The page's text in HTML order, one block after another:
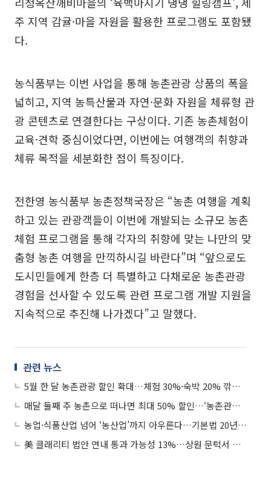
주 지역 감귤·마을 자원을 활용한 프로그램도 포함됐
다.
농식품부는 이번 사업을 통해 농촌관광 상품의 폭을
넓히고, 지역 농특산물과 자연·문화 자원을 체류형 관
광 콘텐츠로 연결한다는 구상이다. 기존 농촌체험이
교육·견학 중심이었다면, 이번에는 여행객의 취향과
체류 목적을 세분화한 점이 특징이다.
전한영 농식품부 농촌정책국장은 “농촌 여행을 계획
하고 있는 관광객들이 이번에 개발되는 소규모 농촌
체험 프로그램을 통해 각자의 취향에 맞는 나만의 맞
춤형 농촌 여행을 만끽하시길 바란다”며 “앞으로도
도시민들에게 한층 더 특별하고 다채로운 농촌관광
경험을 선사할 수 있도록 관련 프로그램 개발 지원을
지속적으로 추진해 나가겠다”고 말했다.
관련 뉴스
5월 한 달 농촌관광 할인 확대…체험 30%·숙박 20% 깎아준다
매달 둘째 주 농촌으로 떠나면 최대 50% 할인…‘농촌관광 가는 주간’ 연중 운영
농업·식품산업 넘어 ‘농산업’까지 아우른다…기본법 20년 만에 전면 개편
美 클래리티 법안 연내 통과 가능성 13%…상원 문턱서 제동